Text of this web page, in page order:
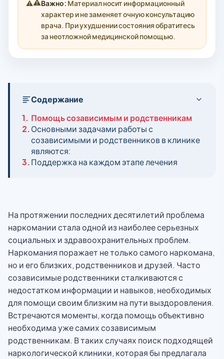
⚠️Важно: Материал носит информационный
характер и не заменяет очную консультацию
врача. При ухудшении состояния обратитесь
за неотложной медицинской помощью.
Содержание
1. Помощь созависимым и родственникам
2.Основными задачами работы с
созависимыми и родственников в клинике
являются:
3.Поддержка на каждом этапе лечения
На протяжении последних десятилетий проблема
наркомании стала одной из наиболее серьезных
социальных и здравоохранительных проблем.
Наркомания поражает не только самого наркомана,
но и его близких, родственников и друзей. Часто
созависимые родственники сталкиваются с
недостатком информации и навыков, необходимых
для помощи своим близким на пути выздоровления.
Встречаются моменты, когда помощь объективно
необходима уже самих созависимым
родственникам. В таких случаях поиск подходящей
наркологической клиники, которая бы предлагала